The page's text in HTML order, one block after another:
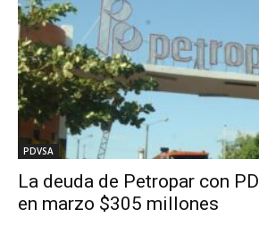
PDVSA
La deuda de Petropar con
en marzo $305 millones